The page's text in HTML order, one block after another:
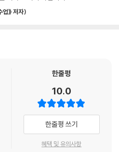
위기 동물에 대해 알아봐요
서 숲속 동물들을 구해요
종이컵 탑을 무너뜨려요
친구 얼굴을 꾸며줘요
을 바꿔요
들은 이제 아이들에게 똑같은 나무가
름표를 만들어요」중에서
니다. 아주 오래전에 죽은 동물과 식물
만 아이들에게는 남 일처럼 느껴집니다.
서 기상 이변이 빈번히 일어나는 지금,
서 화석에 관한 내용을 아이들에게 친
킬 방법이 없을까 고민합니다. 아이들
스 프로그램 활용 그리고 단계별 프로젝
융합, 놀이, 행사가 모두 연계된 올인원
업 아이디어는 2022 개정 교육과정을
ESD 환경 교육 중심의 수업 내용과 활
그림책 독후 활동부터 메타버스 프로
업 활동을 담았다. 『검정토끼』, 『눈보
왔을까?』, 『할머니의 용궁 여행』, 『거
우리』 등 다양한 환경 그림책을 읽고
각을 짐작하거나 자신의 의견과 뒷받침
업》 저자)
한줄평
10.0
한줄평 쓰기
혜택 및 유의사항